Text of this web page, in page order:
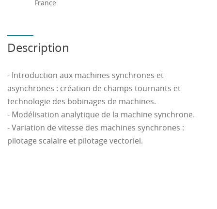
France
Description
- Introduction aux machines synchrones et
asynchrones : création de champs tournants et
technologie des bobinages de machines.
- Modélisation analytique de la machine synchrone.
- Variation de vitesse des machines synchrones :
pilotage scalaire et pilotage vectoriel.